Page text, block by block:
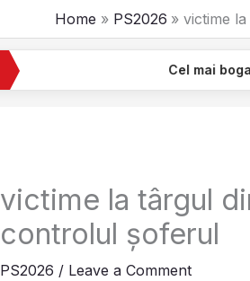
Home PS2026 victime
Cel mai bogat izvor de
victime la târgul
controlul șoferul
PS2026 / Leave a Comment